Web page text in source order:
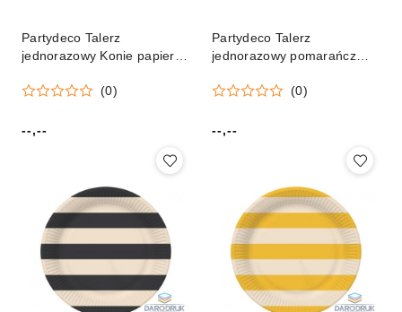
Partydeco Talerz
jednorazowy Konie papier
(TPP89)
(0)
Cena:
--,--
Partydeco Talerz
jednorazowy pomarańcz
Partydeco (TPP90-005J)
(0)
Cena:
--,--